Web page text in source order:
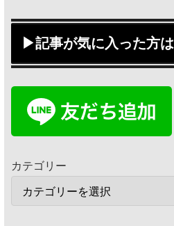
▶記事が気に入った方は
カテゴリー